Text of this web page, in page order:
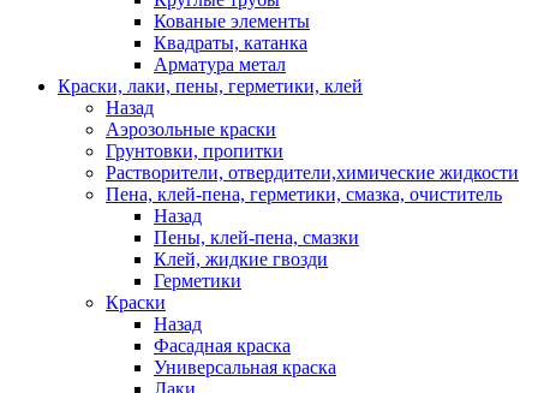
Кованые элементы
Квадраты, катанка
Арматура метал
Краски, лаки, пены, герметики, клей
Назад
Аэрозольные краски
Грунтовки, пропитки
Растворители, отвердители,химические жидкости
Пена, клей-пена, герметики, смазка, очиститель
Назад
Пены, клей-пена, смазки
Клей, жидкие гвозди
Герметики
Краски
Назад
Фасадная краска
Универсальная краска
Лаки